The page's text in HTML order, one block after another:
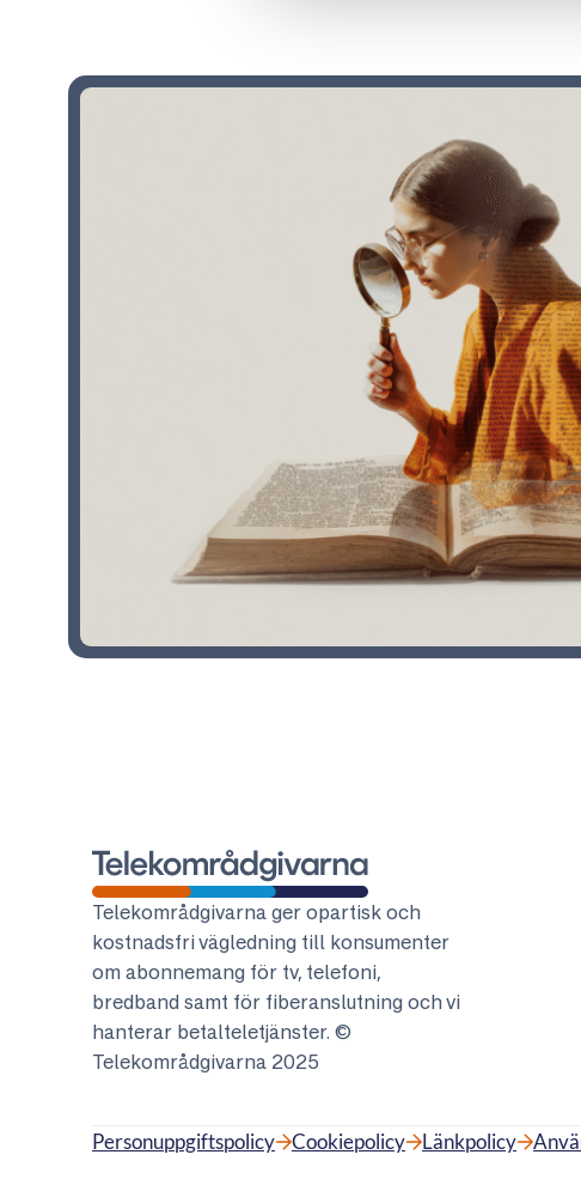
Telekområdgivarna
Telekområdgivarna ger opartisk och
kostnadsfri vägledning till konsumenter
om abonnemang för tv, telefoni,
bredband samt för fiberanslutning och vi
hanterar betalteletjänster. ©
Telekområdgivarna 2025
Personuppgiftspolicy Cookiepolicy Länkpolicy